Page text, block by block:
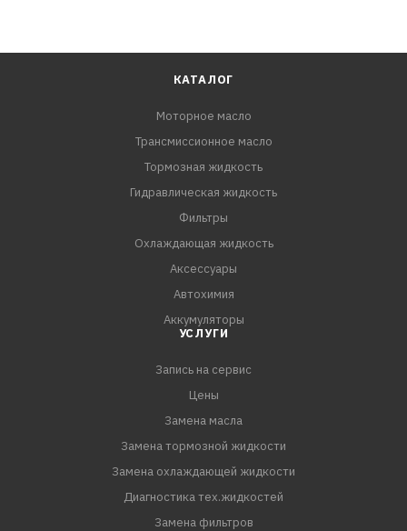
КАТАЛОГ
Моторное масло
Трансмиссионное масло
Тормозная жидкость
Гидравлическая жидкость
Фильтры
Охлаждающая жидкость
Аксессуары
Автохимия
Аккумуляторы
УСЛУГИ
Запись на сервис
Цены
Замена масла
Замена тормозной жидкости
Замена охлаждающей жидкости
Диагностика тех.жидкостей
Замена фильтров